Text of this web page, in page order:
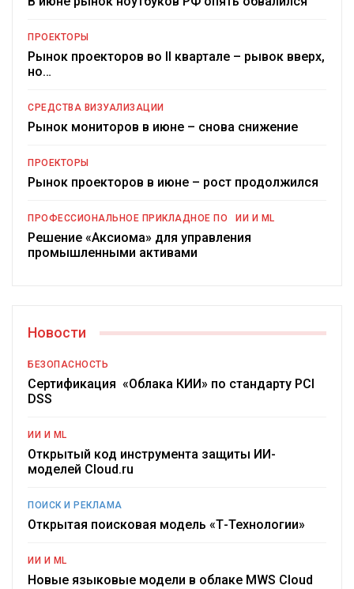
ПРОЕКТОРЫ
Рынок проекторов во II квартале – рывок вверх,
но…
СРЕДСТВА ВИЗУАЛИЗАЦИИ
Рынок мониторов в июне – снова снижение
ПРОЕКТОРЫ
Рынок проекторов в июне – рост продолжился
ПРОФЕССИОНАЛЬНОЕ ПРИКЛАДНОЕ ПО ИИ И ML
Решение «Аксиома» для управления
промышленными активами
Новости
БЕЗОПАСНОСТЬ
Сертификация «Облака КИИ» по стандарту PCI
DSS
ИИ И ML
Открытый код инструмента защиты ИИ-
моделей Cloud.ru
ПОИСК И РЕКЛАМА
Открытая поисковая модель «Т-Технологии»
ИИ И ML
Новые языковые модели в облаке MWS Cloud